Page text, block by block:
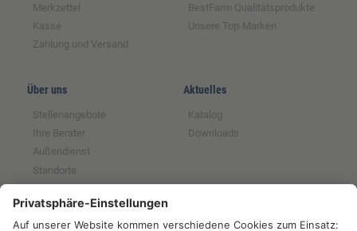
Merkzettel
Kasse
Zahlung und Versand
BestFarm Qualitätsprodukte
Unsere Top-Marken
Über uns
Stellenangebote
Ihre Berater
Außendienst
Standorte
Aktuelles
Katalog
Downloads